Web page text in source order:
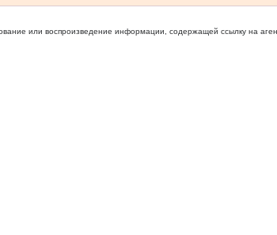
или воспроизведение информации, содержащей ссылку на